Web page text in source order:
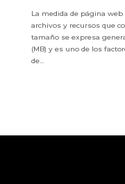
La medida de página
archivos y recursos que
tamaño se expresa
(MB) y es uno de los
de...